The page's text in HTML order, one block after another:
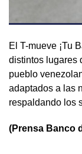
El T-mueve ¡Tu
distintos lugares
pueblo
adaptados a las
respaldando los
(Prensa Banco